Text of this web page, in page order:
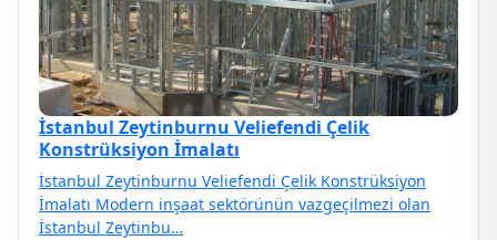
İstanbul Zeytinburnu Veliefendi Çelik
Konstrüksiyon İmalatı
İstanbul Zeytinburnu Veliefendi Çelik Konstrüksiyon
İmalatı Modern inşaat sektörünün vazgeçilmezi olan
İstanbul Zeytinbu…